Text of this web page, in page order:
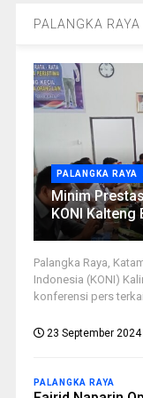
PALANGKA RAYA
PALANGKA RAYA
Minim
KONI Kalteng
Palangka Raya,
Indonesia (KONI)
konferensi pers
23 September 2024
PALANGKA RAYA